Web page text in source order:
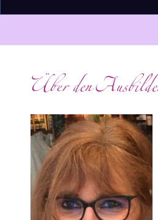
Über den